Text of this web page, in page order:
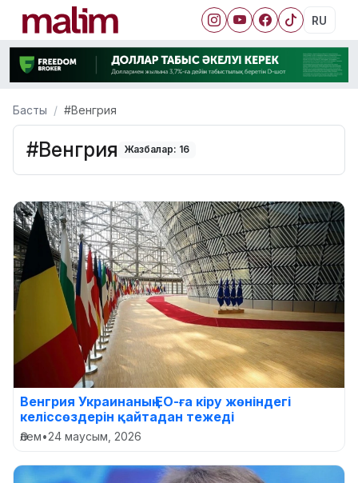
RU
Басты #Венгрия
#Венгрия Жазбалар: 16
Венгрия Украинаның ЕО-ға кіру жөніндегі
келіссөздерін қайтадан тежеді
Әлем•24 маусым, 2026